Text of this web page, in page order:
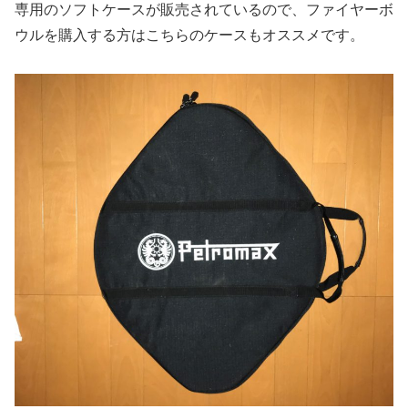
専用のソフトケースが販売されているので、ファイヤーボ
ウルを購入する方はこちらのケースもオススメです。